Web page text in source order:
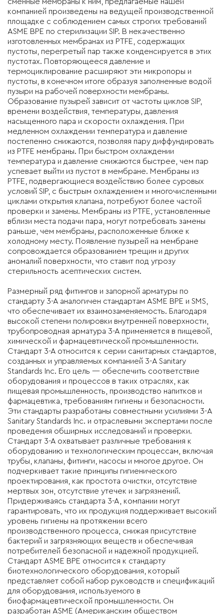
компанией произведены на ведущей производственной
площадке с соблюдением самых строгих требований
ASME BPE по стерилизации SIP. В некачественно
изготовленных мембранах из PTFE, содержащих
пустоты, перегретый пар также конденсируется в этих
пустотах. Повторяющееся давление и
термоциклирование расширяют эти микропоры и
пустоты, в конечном итоге образуя заполненные водой
пузыри на рабочей поверхности мембраны.
Образование пузырей зависит от частоты циклов SIP,
времени воздействия, температуры, давления
насыщенного пара и скорости охлаждения. При
медленном охлаждении температура и давление
постепенно снижаются, позволяя пару диффундировать
из PTFE мембраны. При быстром охлаждении
температура и давление снижаются быстрее, чем пар
успевает выйти из пустот в мембране. Мембраны из
PTFE, подвергающиеся воздействию более суровых
условий SIP, с быстрым охлаждением и многочисленными
циклами открытия клапана, потребуют более частой
проверки и замены. Мембраны из PTFE, установленные
вблизи места подачи пара, могут потребовать замены
раньше, чем мембраны, расположенные ближе к
холодному месту. Появление пузырей на мембране
сопровождается образованием трещин и других
аномалий поверхности, что ставит под угрозу
стерильность асептических систем.
Размерный ряд фитингов и запорной арматуры по
стандарту 3-А аналогичен стандартам ASME BPE и SMS,
что обеспечивает их взаимозаменяемость. Благодаря
высокой степени полировки внутренней поверхности,
трубопроводная арматура 3-А применяется в пищевой,
химической и фармацевтической промышленности.
Стандарт 3-А относится к серии санитарных стандартов,
созданных и управляемых компанией 3-A Sanitary
Standards Inc. Его цель — обеспечить соответствие
оборудования и процессов в таких отраслях, как
пищевая промышленность, производство напитков и
фармацевтика, требованиям гигиены и безопасности.
Эти стандарты разработаны совместными усилиями 3-A
Sanitary Standards Inc. и отраслевыми экспертами после
проведения обширных исследований и проверки.
Стандарт 3-А охватывает различные требования к
оборудованию и технологическим процессам, включая
трубы, клапаны, фитинги, насосы и многое другое. Он
подчеркивает такие принципы гигиенического
проектирования, как простота очистки, отсутствие
мертвых зон, отсутствие утечек и загрязнений.
Придерживаясь стандарта 3-А, компании могут
гарантировать, что их продукция поддерживает высокий
уровень гигиены на протяжении всего
производственного процесса, снижая присутствие
бактерий и загрязняющих веществ и обеспечивая
потребителей безопасной и надежной продукцией.
Стандарт ASME BPE относится к стандарту
биотехнологического оборудования, который
представляет собой набор руководств и спецификаций
для оборудования, используемого в
биофармацевтической промышленности. Он
разработан ASME (Американским обществом